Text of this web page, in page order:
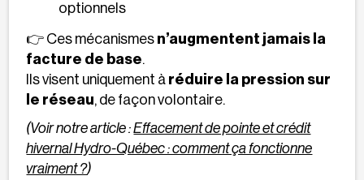
optionnels
👉 Ces mécanismes n’augmentent jamais la
facture de base.
Ils visent uniquement à réduire la pression sur
le réseau, de façon volontaire.
(Voir notre article :Effacement de pointe et crédit
hivernal Hydro-Québec : comment ça fonctionne
vraiment ?)